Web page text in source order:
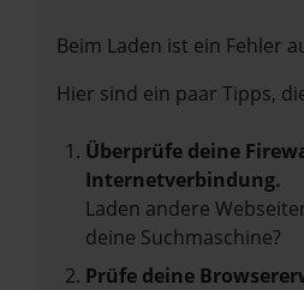
Beim Laden ist ein Fehler
Hier sind ein paar Tipps,
Überprüfe deine
Internetverbindung.
Laden andere
deine Suchmaschine?
Prüfe deine